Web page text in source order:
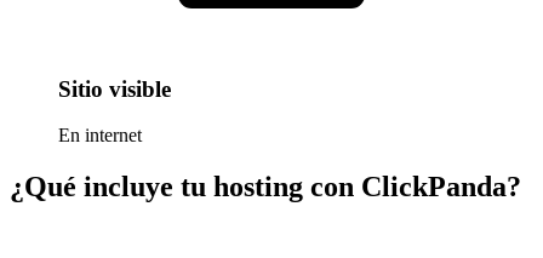
Sitio visible
En internet
¿Qué incluye tu hosting con ClickPanda?